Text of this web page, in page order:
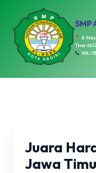
SMP
Jl.
Timur
WA:
Juara
Jawa